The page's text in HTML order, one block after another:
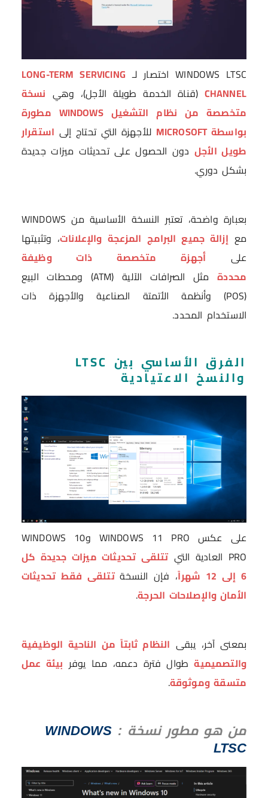
WINDOWS LTSC اختصار لـ
LONG-TERM SERVICING
CHANNEL (قناة الخدمة طويلة الأجل)، وهي نسخة
متخصصة من نظام التشغيل WINDOWS مطورة
بواسطة MICROSOFT
للأجهزة التي تحتاج إلى استقرار
طويل الأجلدون الحصول على تحديثات ميزات جديدة
بشكل دوري.
بعبارة واضحة، تعتبر النسخة الأساسية من WINDOWS
مع إزالة جميع البرامج المزعجة والإعلانات، وتثبيتها
على أجهزة متخصصة ذات وظيفة
محددة
مثل الصرافات الآلية (ATM) ومحطات البيع
(POS) وأنظمة الأتمتة الصناعية والأجهزة ذات
الاستخدام المحدد.
الفرق الأساسي بين LTSC
والنسخ الاعتيادية
على عكس WINDOWS 11 PRO وWINDOWS 10
PRO العادية التي
تتلقى تحديثات ميزات جديدة كل
6 إلى 12 شهراً
، فإن النسخةتتلقى فقط تحديثات
الأمان والإصلاحات الحرجة.
بمعنى آخر، يبقى النظام ثابتاً من الناحية الوظيفية
والتصميميةطوال فترة دعمه، مما يوفر بيئة عمل
متسقة وموثوقة.
من هو مطور نسخة :
WINDOWS
LTSC